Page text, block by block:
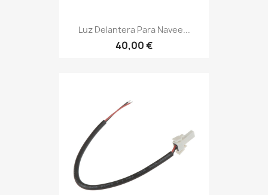
Luz Delantera Para Navee...
40,00 €